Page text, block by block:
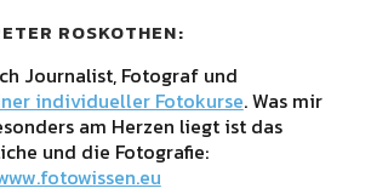
ROSKOTHEN
Journalist, Fotograf und
individueller Fotokurse. Was mir
am Herzen liegt ist das
und die Fotografie: